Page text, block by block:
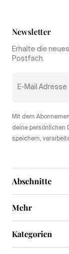
Abschnitte
Mehr
Newsletter
Erhalte die
Postfach.
Mit dem
deine persönlichen
speichern,
Kategorien